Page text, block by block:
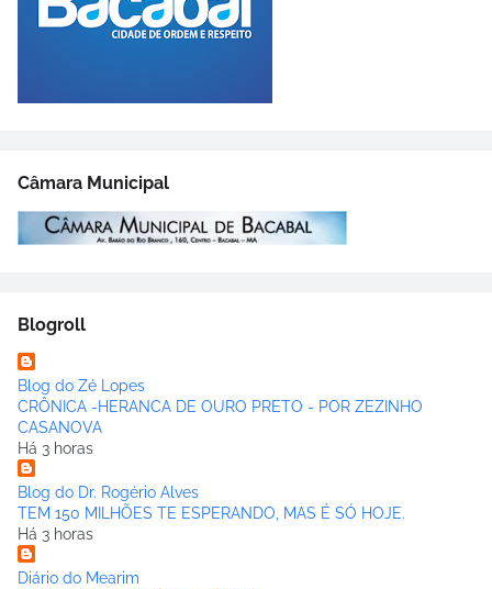
Câmara Municipal
Blogroll
Blog do Zé Lopes
CRÔNICA -HERANCA DE OURO PRETO - POR ZEZINHO
CASANOVA
Há 3 horas
Blog do Dr. Rogério Alves
TEM 150 MILHÕES TE ESPERANDO, MAS É SÓ HOJE.
Há 3 horas
Diário do Mearim